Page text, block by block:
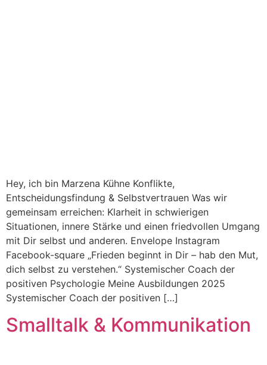
Hey, ich bin Marzena Kühne Konflikte,
Entscheidungsfindung & Selbstvertrauen Was wir
gemeinsam erreichen: Klarheit in schwierigen
Situationen, innere Stärke und einen friedvollen Umgang
mit Dir selbst und anderen. Envelope Instagram
Facebook-square „Frieden beginnt in Dir – hab den Mut,
dich selbst zu verstehen.“ Systemischer Coach der
positiven Psychologie Meine Ausbildungen 2025
Systemischer Coach der positiven […]
Smalltalk & Kommunikation